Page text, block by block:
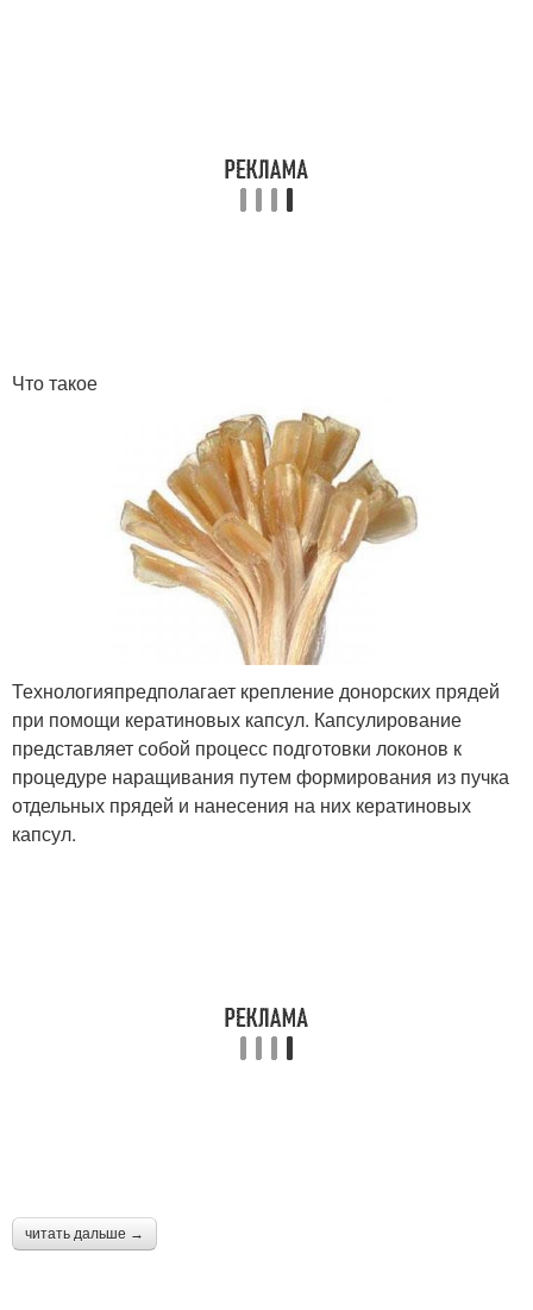
Что такое
Технологияпредполагает крепление донорских прядей
при помощи кератиновых капсул. Капсулирование
представляет собой процесс подготовки локонов к
процедуре наращивания путем формирования из пучка
отдельных прядей и нанесения на них кератиновых
капсул.
читать дальше →